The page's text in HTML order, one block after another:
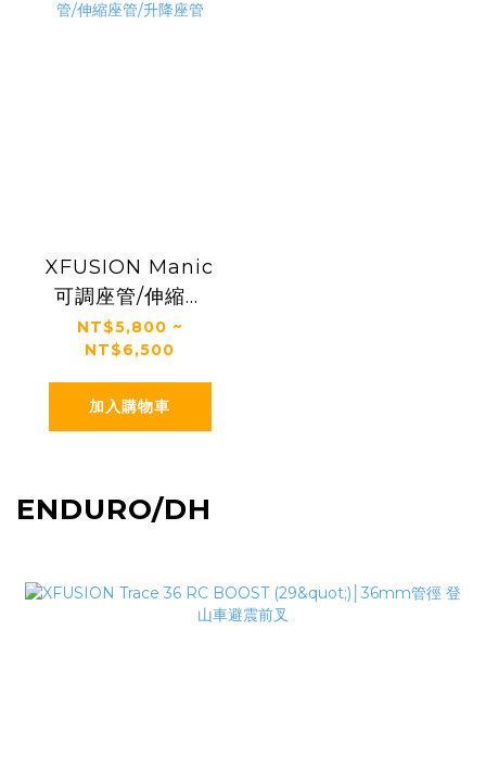
XFUSION Manic
可調座管/伸縮座
管/升降座管
NT$5,800 ~
NT$6,500
加入購物車
ENDURO/DH